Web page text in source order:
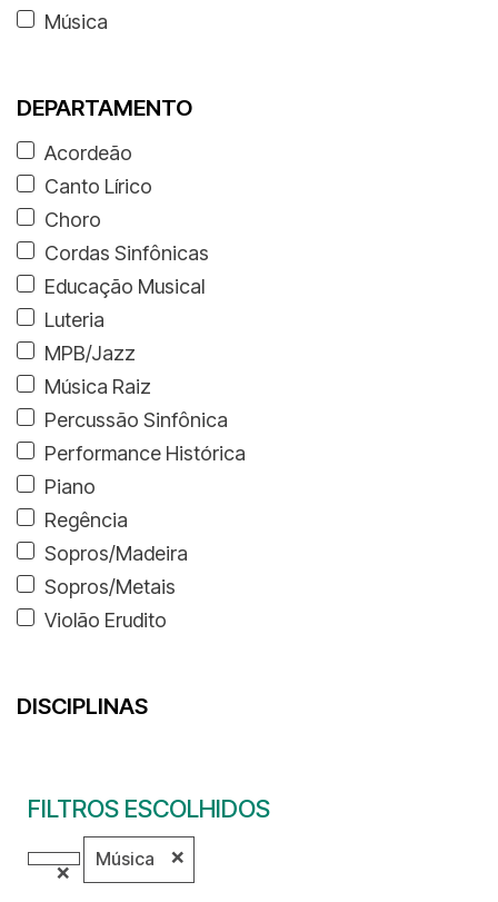
Música
DEPARTAMENTO
Acordeão
Canto Lírico
Choro
Cordas Sinfônicas
Educação Musical
Luteria
MPB/Jazz
Música Raiz
Percussão Sinfônica
Performance Histórica
Piano
Regência
Sopros/Madeira
Sopros/Metais
Violão Erudito
DISCIPLINAS
FILTROS ESCOLHIDOS
❌
❌
Música